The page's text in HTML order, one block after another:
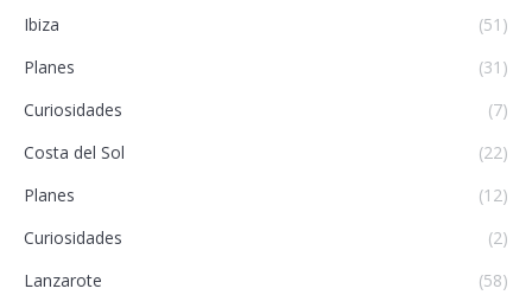
Ibiza
(51)
Planes
(31)
Curiosidades
(7)
Costa del Sol
(22)
Planes
(12)
Curiosidades
(2)
Lanzarote
(58)